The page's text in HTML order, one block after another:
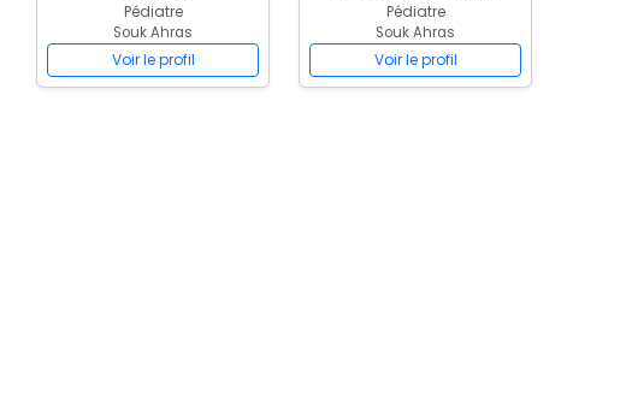
Pédiatre
Souk Ahras
Voir le profil
Pédiatre
Souk Ahras
Voir le profil